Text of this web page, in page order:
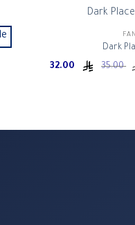
Dark
35.00
Original
price
Current
price